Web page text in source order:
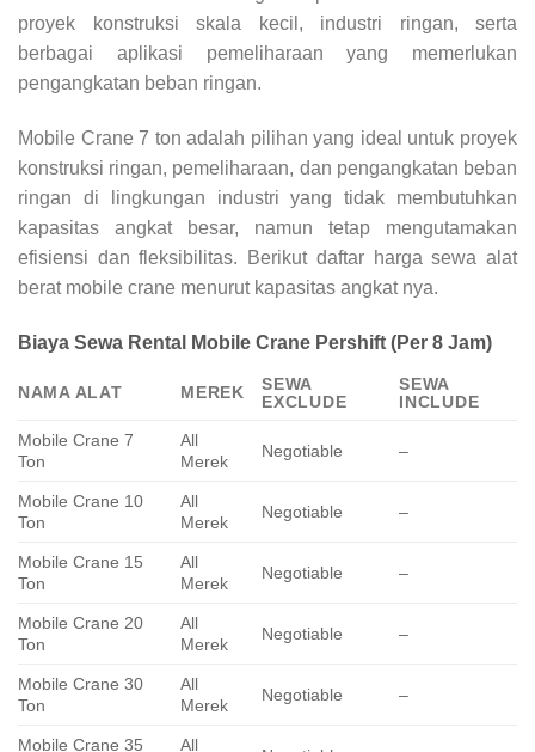
proyek konstruksi skala kecil, industri ringan, serta
berbagai aplikasi pemeliharaan yang memerlukan
pengangkatan beban ringan.
Mobile Crane 7 ton adalah pilihan yang ideal untuk proyek
konstruksi ringan, pemeliharaan, dan pengangkatan beban
ringan di lingkungan industri yang tidak membutuhkan
kapasitas angkat besar, namun tetap mengutamakan
efisiensi dan fleksibilitas. Berikut daftar harga sewa alat
berat mobile crane menurut kapasitas angkat nya.
Biaya Sewa Rental Mobile Crane Pershift (Per 8 Jam)
NAMA ALAT MEREK
SEWA
EXCLUDE
SEWA
INCLUDE
Mobile Crane 7
Ton
All
Merek
Negotiable –
Mobile Crane 10
Ton
All
Merek
Negotiable –
Mobile Crane 15
Ton
All
Merek
Negotiable –
Mobile Crane 20
Ton
All
Merek
Negotiable –
Mobile Crane 30
Ton
All
Merek
Negotiable –
Mobile Crane 35
All